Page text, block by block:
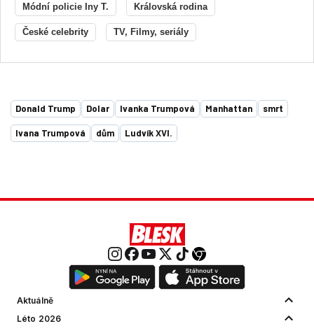
Módní policie Iny T. Královská rodina
České celebrity TV, Filmy, seriály
Donald Trump Dolar Ivanka Trumpová Manhattan smrt
Ivana Trumpová dům Ludvík XVI.
Aktuálně
Léto 2026